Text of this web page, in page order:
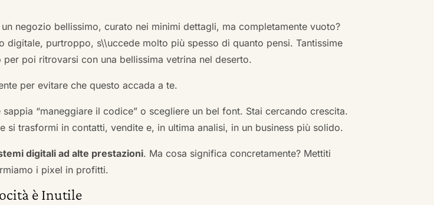
negozio bellissimo, curato nei minimi dettagli, ma completamente vuoto?
digitale, purtroppo, s\\uccede molto più spesso di quanto pensi. Tantissime
poi ritrovarsi con una bellissima vetrina nel deserto.
per evitare che questo accada a te.
“maneggiare il codice” o scegliere un bel font. Stai cercando crescita.
trasformi in contatti, vendite e, in ultima analisi, in un business più solido.
digitali ad alte prestazioni. Ma cosa significa concretamente? Mettiti
i pixel in profitti.
è Inutile